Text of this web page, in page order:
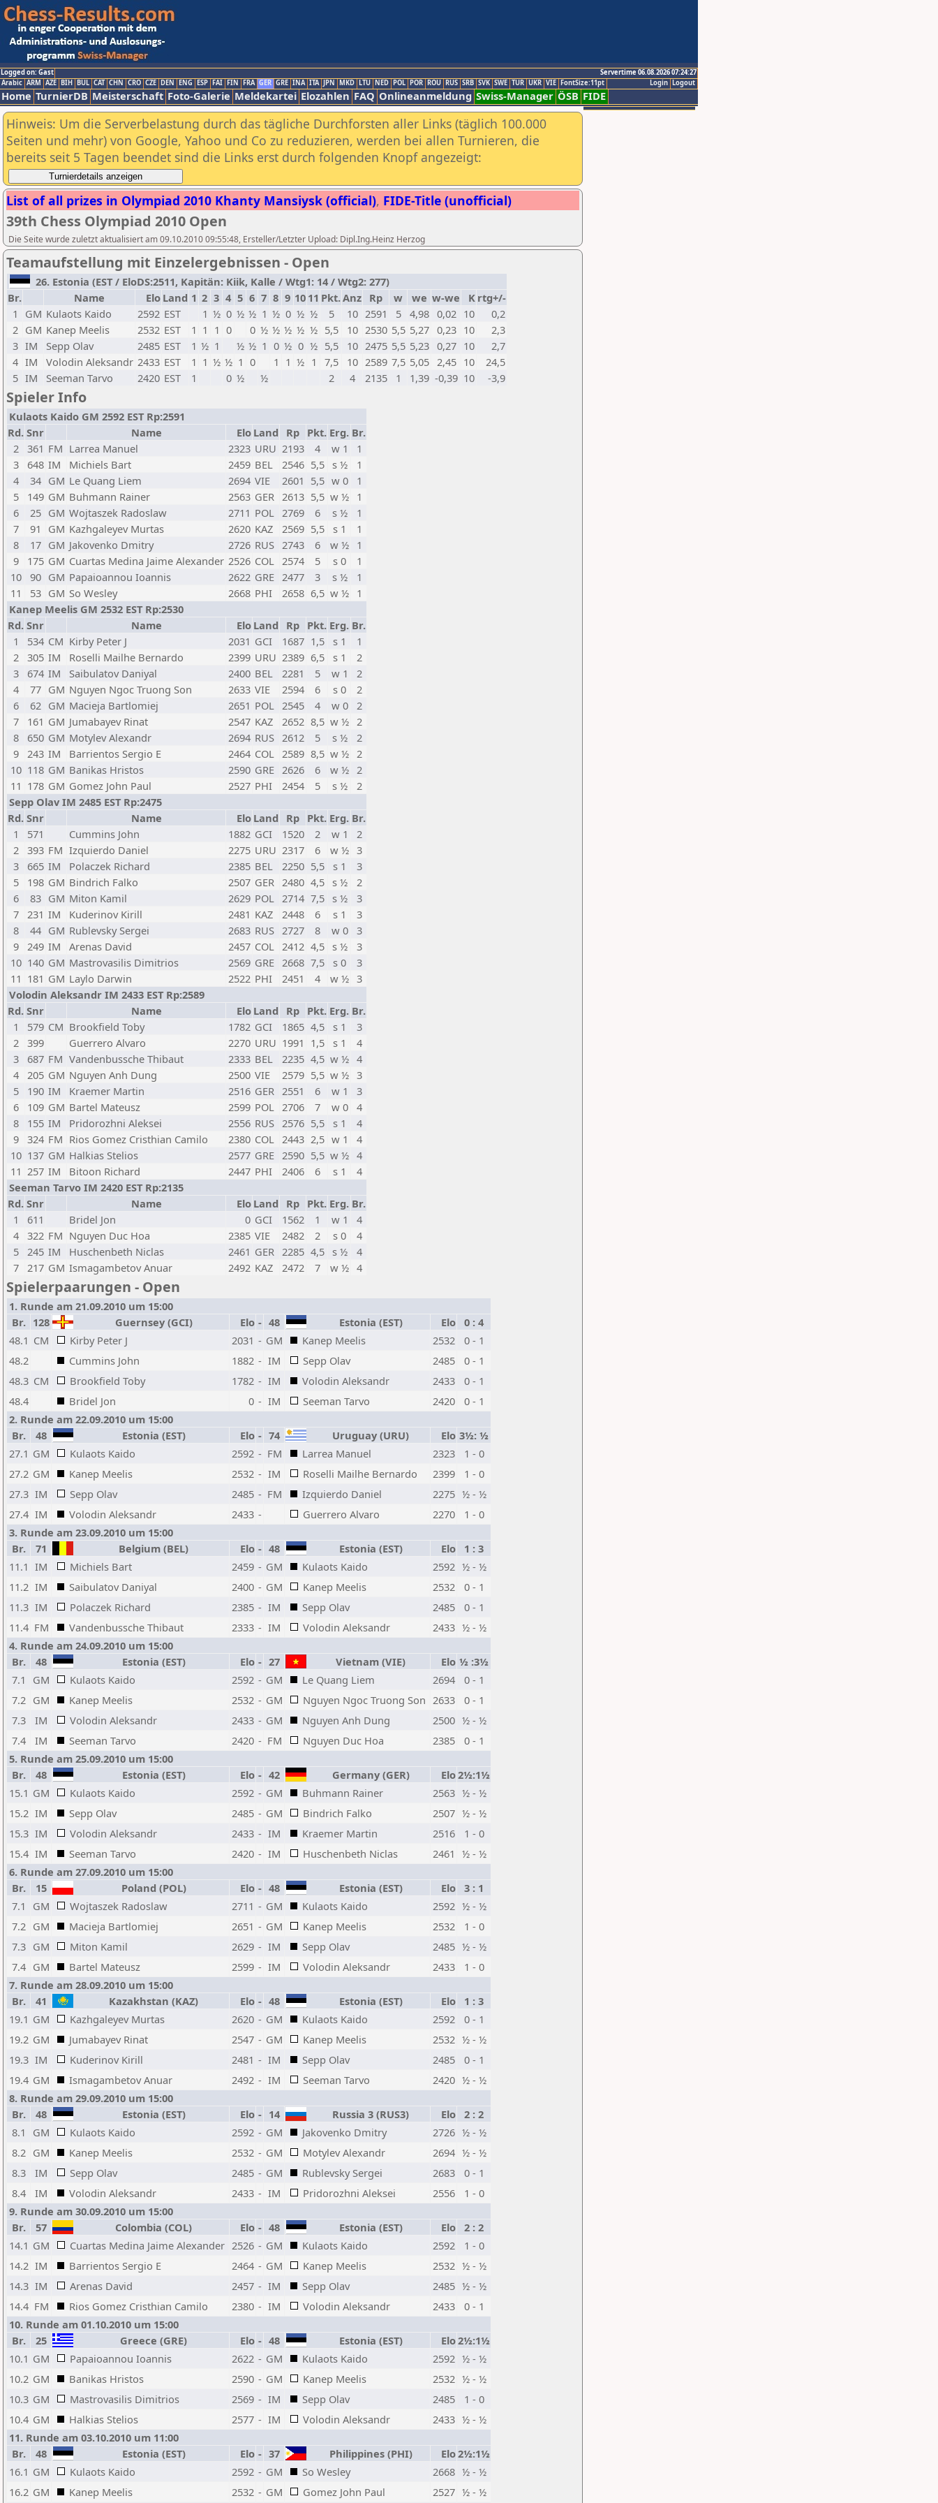
Logged on: Gast
Servertime 06.08.2026 07:24:27
Logout
Login
Arabic ARM AZE BIH BUL CAT CHN CRO CZE DEN ENG ESP FAI FIN FRA GER GRE INA ITA JPN MKD LTU NED POL POR ROU RUS SRB SVK SWE TUR UKR VIE FontSize:11pt
Home TurnierDB Meisterschaft Foto-Galerie Meldekartei Elozahlen FAQ Onlineanmeldung Swiss-Manager ÖSB FIDE
Hinweis: Um die Serverbelastung durch das tägliche Durchforsten aller Links (täglich 100.000
Seiten und mehr) von Google, Yahoo und Co zu reduzieren, werden bei allen Turnieren, die
bereits seit 5 Tagen beendet sind die Links erst durch folgenden Knopf angezeigt:
List of all prizes in Olympiad 2010 Khanty Mansiysk (official), FIDE-Title (unofficial)
39th Chess Olympiad 2010 Open
Die Seite wurde zuletzt aktualisiert am 09.10.2010 09:55:48, Ersteller/Letzter Upload: Dipl.Ing.Heinz Herzog
Teamaufstellung mit Einzelergebnissen - Open
26. Estonia (EST / EloDS:2511, Kapitän: Kiik, Kalle / Wtg1: 14 / Wtg2: 277)
Br.
Name Elo Land 1 2 3 4 5 6 7 8 9 10 11 Pkt.Anz Rp w we w-we K rtg+/-
1
GM Kulaots Kaido 2592 EST 1 ½ 0 ½ ½ 1 ½ 0 ½ ½ 5 10 2591 5 4,98 0,02 10
0,2
2 GM Kanep Meelis 2532 EST 1 1 1 0 0 ½ ½ ½ ½ ½ 5,5 10 2530 5,5 5,27 0,23 10
2,3
3 IM Sepp Olav 2485 EST 1 ½ 1 ½ ½ 1 0 ½ 0 ½ 5,5 10 2475 5,5 5,23 0,27 10
2,7
4 IM Volodin Aleksandr 2433 EST 1 1 ½ ½ 1 0 1 1 ½ 1 7,5 10 2589 7,5 5,05 2,45 10
24,5
5 IM Seeman Tarvo 2420 EST 1 0 ½ ½ 2 4 2135 1 1,39 -0,39 10 -3,9
Spieler Info
Kulaots Kaido GM 2592 EST Rp:2591
Rd. Snr Name Elo Land Rp Pkt. Erg. Br.
2 361 FM Larrea Manuel 2323 URU 2193 4 w 1
1
3 648 IM Michiels Bart 2459 BEL 2546 5,5 s ½
1
4
34 GM Le Quang Liem 2694 VIE 2601 5,5 w 0
1
5
149 GM Buhmann Rainer 2563 GER 2613 5,5 w ½ 1
6
25 GM Wojtaszek Radoslaw 2711 POL 2769 6 s ½
1
7
91 GM Kazhgaleyev Murtas 2620 KAZ 2569 5,5 s 1
1
8
17 GM Jakovenko Dmitry 2726 RUS 2743 6 w ½ 1
9
175 GM Cuartas Medina Jaime Alexander 2526 COL 2574 5 s 0
1
10 90 GM Papaioannou Ioannis 2622 GRE 2477 3 s ½
1
11
53 GM So Wesley 2668 PHI 2658 6,5 w ½ 1
Kanep Meelis GM 2532 EST Rp:2530
Rd. Snr Name Elo Land Rp Pkt. Erg. Br.
1
534 CM Kirby Peter J 2031 GCI 1687 1,5 s 1
1
2 305 IM Roselli Mailhe Bernardo 2399 URU 2389 6,5 s 1
2
3
674 IM Saibulatov Daniyal 2400 BEL 2281 5 w 1
2
4
77 GM Nguyen Ngoc Truong Son 2633 VIE 2594 6 s 0
2
6
62 GM Macieja Bartlomiej 2651 POL 2545 4 w 0
2
7
161 GM Jumabayev Rinat 2547 KAZ 2652 8,5 w ½ 2
8
650 GM Motylev Alexandr 2694 RUS 2612 5 s ½
2
9 243 IM Barrientos Sergio E 2464 COL 2589 8,5 w ½ 2
10 118 GM Banikas Hristos 2590 GRE 2626 6 w ½ 2
11 178 GM Gomez John Paul 2527 PHI 2454 5 s ½
2
Sepp Olav IM 2485 EST Rp:2475
Rd. Snr Name Elo Land Rp Pkt. Erg. Br.
1
571 Cummins John 1882 GCI 1520 2 w 1
2
2 393 FM Izquierdo Daniel 2275 URU 2317 6 w ½ 3
3
665 IM Polaczek Richard 2385 BEL 2250 5,5 s 1
3
5
198 GM Bindrich Falko 2507 GER 2480 4,5 s ½
2
6
83 GM Miton Kamil 2629 POL 2714 7,5 s ½
3
7 231 IM Kuderinov Kirill 2481 KAZ 2448 6 s 1
3
8
44 GM Rublevsky Sergei 2683 RUS 2727 8 w 0
3
9 249 IM Arenas David 2457 COL 2412 4,5 s ½
3
10 140 GM Mastrovasilis Dimitrios 2569 GRE 2668 7,5 s 0
3
11 181 GM Laylo Darwin 2522 PHI 2451 4 w ½ 3
Volodin Aleksandr IM 2433 EST Rp:2589
Rd. Snr Name Elo Land Rp Pkt. Erg. Br.
1
579 CM Brookfield Toby 1782 GCI 1865 4,5 s 1
3
2 399 Guerrero Alvaro 2270 URU 1991 1,5 s 1
4
3
687 FM Vandenbussche Thibaut 2333 BEL 2235 4,5 w ½ 4
4 205 GM Nguyen Anh Dung 2500 VIE 2579 5,5 w ½ 3
5
190 IM Kraemer Martin 2516 GER 2551 6 w 1
3
6
109 GM Bartel Mateusz 2599 POL 2706 7 w 0
4
8
155 IM Pridorozhni Aleksei 2556 RUS 2576 5,5 s 1
4
9 324 FM Rios Gomez Cristhian Camilo 2380 COL 2443 2,5 w 1
4
10 137 GM Halkias Stelios 2577 GRE 2590 5,5 w ½ 4
11 257 IM Bitoon Richard 2447 PHI 2406 6 s 1
4
Seeman Tarvo IM 2420 EST Rp:2135
Rd. Snr Name Elo Land Rp Pkt. Erg. Br.
1
611 Bridel Jon 0 GCI 1562 1 w 1
4
4 322 FM Nguyen Duc Hoa 2385 VIE 2482 2 s 0
4
5 245 IM Huschenbeth Niclas 2461 GER 2285 4,5 s ½
4
7 217 GM Ismagambetov Anuar 2492 KAZ 2472 7 w ½ 4
Spielerpaarungen - Open
1. Runde am 21.09.2010 um 15:00
Br. 128 Guernsey (GCI) Elo - 48 Estonia (EST) Elo 0 : 4
48.1 CM Kirby Peter J 2031 - GM Kanep Meelis 2532
0 - 1
48.2
Cummins John 1882 - IM Sepp Olav 2485
0 - 1
48.3 CM Brookfield Toby 1782 - IM Volodin Aleksandr 2433
0 - 1
48.4
Bridel Jon 0 - IM Seeman Tarvo 2420
0 - 1
2. Runde am 22.09.2010 um 15:00
Br.
48 Estonia (EST) Elo - 74 Uruguay (URU) Elo 3½: ½
27.1 GM Kulaots Kaido 2592 - FM Larrea Manuel 2323
1 - 0
27.2 GM Kanep Meelis 2532 - IM Roselli Mailhe Bernardo 2399
1 - 0
27.3 IM Sepp Olav 2485 - FM Izquierdo Daniel 2275 ½ - ½
27.4 IM Volodin Aleksandr 2433 - Guerrero Alvaro 2270
1 - 0
3. Runde am 23.09.2010 um 15:00
Br.
71 Belgium (BEL) Elo - 48 Estonia (EST) Elo
1 : 3
11.1 IM Michiels Bart 2459 - GM Kulaots Kaido 2592 ½ - ½
11.2 IM Saibulatov Daniyal 2400 - GM Kanep Meelis 2532
0 - 1
11.3 IM Polaczek Richard 2385 - IM Sepp Olav 2485
0 - 1
11.4 FM Vandenbussche Thibaut 2333 - IM Volodin Aleksandr 2433 ½ - ½
4. Runde am 24.09.2010 um 15:00
Br.
48 Estonia (EST) Elo - 27 Vietnam (VIE) Elo ½ :3½
7.1
GM Kulaots Kaido 2592 - GM Le Quang Liem 2694
0 - 1
7.2 GM Kanep Meelis 2532 - GM Nguyen Ngoc Truong Son 2633
0 - 1
7.3
IM Volodin Aleksandr 2433 - GM Nguyen Anh Dung 2500 ½ - ½
7.4
IM Seeman Tarvo 2420 - FM Nguyen Duc Hoa 2385
0 - 1
5. Runde am 25.09.2010 um 15:00
Br.
48 Estonia (EST) Elo - 42 Germany (GER) Elo2½:1½
15.1 GM Kulaots Kaido 2592 - GM Buhmann Rainer 2563 ½ - ½
15.2 IM Sepp Olav 2485 - GM Bindrich Falko 2507 ½ - ½
15.3 IM Volodin Aleksandr 2433 - IM Kraemer Martin 2516
1 - 0
15.4 IM Seeman Tarvo 2420 - IM Huschenbeth Niclas 2461 ½ - ½
6. Runde am 27.09.2010 um 15:00
Br.
15 Poland (POL) Elo - 48 Estonia (EST) Elo 3 : 1
7.1
GM Wojtaszek Radoslaw 2711 - GM Kulaots Kaido 2592 ½ - ½
7.2 GM Macieja Bartlomiej 2651 - GM Kanep Meelis 2532
1 - 0
7.3 GM Miton Kamil 2629 - IM Sepp Olav 2485 ½ - ½
7.4 GM Bartel Mateusz 2599 - IM Volodin Aleksandr 2433
1 - 0
7. Runde am 28.09.2010 um 15:00
Br.
41 Kazakhstan (KAZ) Elo - 48 Estonia (EST) Elo
1 : 3
19.1 GM Kazhgaleyev Murtas 2620 - GM Kulaots Kaido 2592
0 - 1
19.2 GM Jumabayev Rinat 2547 - GM Kanep Meelis 2532 ½ - ½
19.3 IM Kuderinov Kirill 2481 - IM Sepp Olav 2485
0 - 1
19.4 GM Ismagambetov Anuar 2492 - IM Seeman Tarvo 2420 ½ - ½
8. Runde am 29.09.2010 um 15:00
Br.
48 Estonia (EST) Elo - 14 Russia 3 (RUS3) Elo 2 : 2
8.1
GM Kulaots Kaido 2592 - GM Jakovenko Dmitry 2726 ½ - ½
8.2 GM Kanep Meelis 2532 - GM Motylev Alexandr 2694 ½ - ½
8.3
IM Sepp Olav 2485 - GM Rublevsky Sergei 2683
0 - 1
8.4
IM Volodin Aleksandr 2433 - IM Pridorozhni Aleksei 2556
1 - 0
9. Runde am 30.09.2010 um 15:00
Br.
57 Colombia (COL) Elo - 48 Estonia (EST) Elo 2 : 2
14.1 GM Cuartas Medina Jaime Alexander 2526 - GM Kulaots Kaido 2592
1 - 0
14.2 IM Barrientos Sergio E 2464 - GM Kanep Meelis 2532 ½ - ½
14.3 IM Arenas David 2457 - IM Sepp Olav 2485 ½ - ½
14.4 FM Rios Gomez Cristhian Camilo 2380 - IM Volodin Aleksandr 2433
0 - 1
10. Runde am 01.10.2010 um 15:00
Br.
25 Greece (GRE) Elo - 48 Estonia (EST) Elo2½:1½
10.1 GM Papaioannou Ioannis 2622 - GM Kulaots Kaido 2592 ½ - ½
10.2 GM Banikas Hristos 2590 - GM Kanep Meelis 2532 ½ - ½
10.3 GM Mastrovasilis Dimitrios 2569 - IM Sepp Olav 2485
1 - 0
10.4 GM Halkias Stelios 2577 - IM Volodin Aleksandr 2433 ½ - ½
11. Runde am 03.10.2010 um 11:00
Br.
48 Estonia (EST) Elo - 37 Philippines (PHI) Elo2½:1½
16.1 GM Kulaots Kaido 2592 - GM So Wesley 2668 ½ - ½
16.2 GM Kanep Meelis 2532 - GM Gomez John Paul 2527 ½ - ½